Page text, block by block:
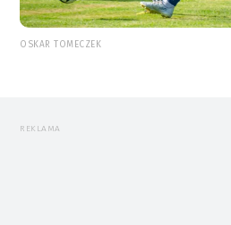
OSKAR TOMECZEK
REKLAMA